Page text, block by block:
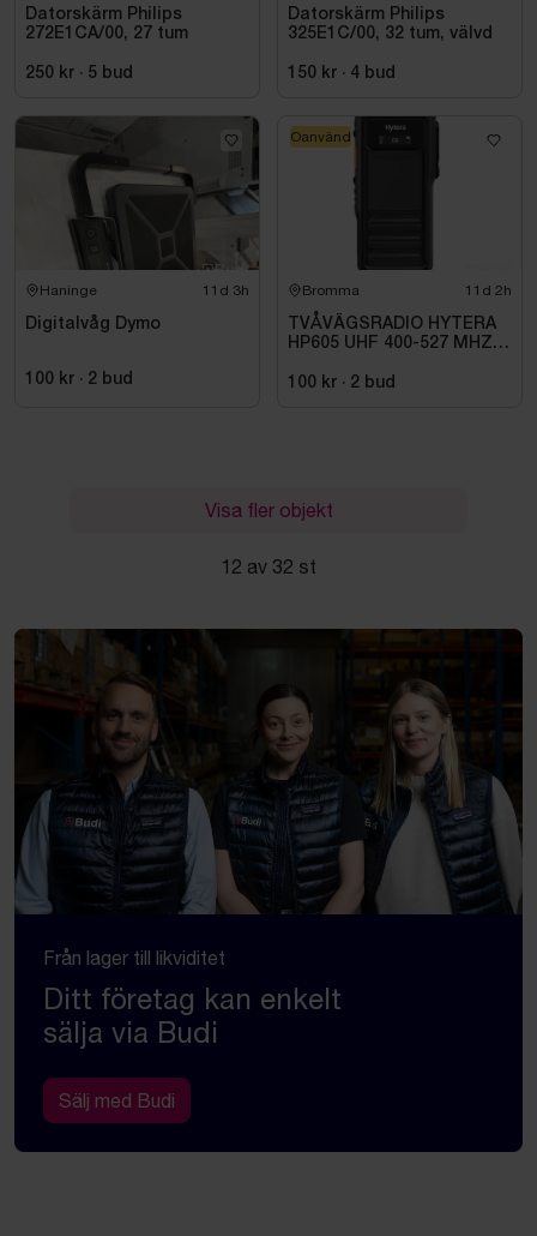
Datorskärm Philips
272E1CA/00, 27 tum
250 kr · 5 bud
Datorskärm Philips
325E1C/00, 32 tum, välvd
150 kr · 4 bud
Haninge 11d 3h
Digitalvåg Dymo
100 kr · 2 bud
Bromma 11d 2h
TVÅVÄGSRADIO HYTERA
HP605 UHF 400-527 MHZ
100 kr · 2 bud
Oanvänd
Visa fler objekt
12 av 32 st
Från lager till likviditet
Ditt företag kan enkelt
sälja via Budi
Sälj med Budi